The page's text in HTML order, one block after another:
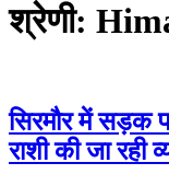
श्रेणी:
सिरमौर में सड़क
राशी की जा रही